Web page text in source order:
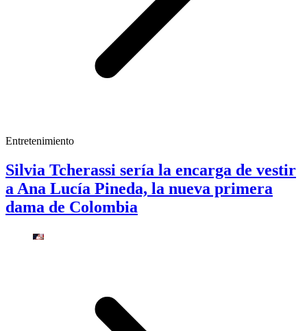
Entretenimiento
Silvia Tcherassi sería la encarga de vestir
a Ana Lucía Pineda, la nueva primera
dama de Colombia